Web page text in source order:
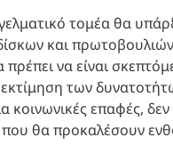
τομέα θα
και
να είναι
των
κοινωνικές επαφές,
που θα προκαλέσουν